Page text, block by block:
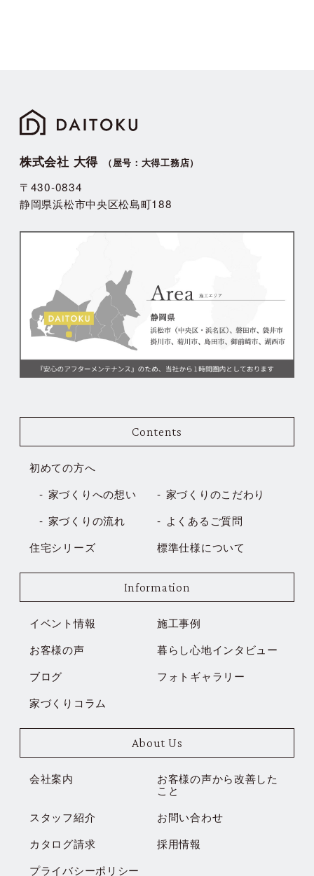
株式会社 大得 （屋号：大得工務店）
〒430-0834
静岡県浜松市中央区松島町188
Contents
初めての方へ
家づくりへの想い
家づくりのこだわり
家づくりの流れ
よくあるご質問
住宅シリーズ
標準仕様について
Information
イベント情報
施工事例
お客様の声
暮らし心地インタビュー
ブログ
フォトギャラリー
家づくりコラム
About Us
会社案内 お客様の声から改善した
こと
スタッフ紹介
お問い合わせ
カタログ請求
採用情報
プライバシーポリシー